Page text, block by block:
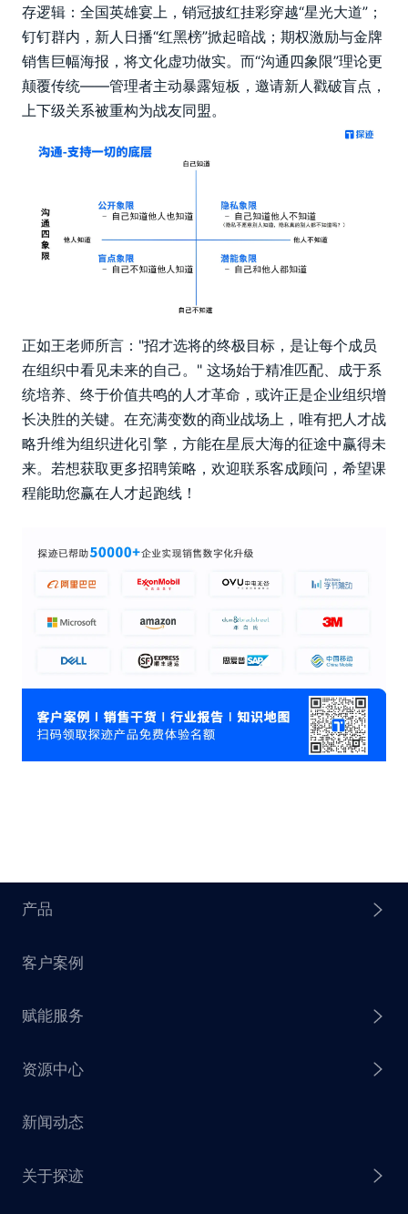
存逻辑：全国英雄宴上，销冠披红挂彩穿越“星光大道”；
钉钉群内，新人日播“红黑榜”掀起暗战；期权激励与金牌
销售巨幅海报，将文化虚功做实。而“沟通四象限”理论更
颠覆传统——管理者主动暴露短板，邀请新人戳破盲点，
上下级关系被重构为战友同盟。
正如王老师所言："招才选将的终极目标，是让每个成员
在组织中看见未来的自己。" 这场始于精准匹配、成于系
统培养、终于价值共鸣的人才革命，或许正是企业组织增
长决胜的关键。在充满变数的商业战场上，唯有把人才战
略升维为组织进化引擎，方能在星辰大海的征途中赢得未
来。若想获取更多招聘策略，欢迎联系客成顾问，希望课
程能助您赢在人才起跑线！
产品
探迹 AI Agent
探迹 AI 拓客
探迹 AI 集客
探迹 AI 触达
探迹 AI CRM
客户案例
赋能服务
芒种行动
赋能计划
资源中心
销售干货
探迹大数据研究院
新闻动态
关于探迹